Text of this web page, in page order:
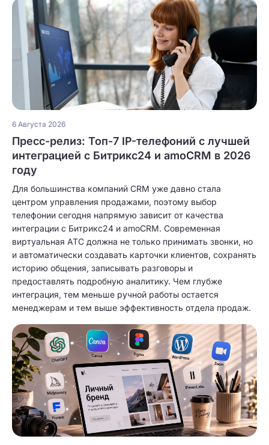
6 Августа 2026
Пресс-релиз: Топ-7 IP-телефоний с лучшей
интеграцией с Битрикс24 и amoCRM в 2026
году
Для большинства компаний CRM уже давно стала
центром управления продажами, поэтому выбор
телефонии сегодня напрямую зависит от качества
интеграции с Битрикс24 и amoCRM. Современная
виртуальная АТС должна не только принимать звонки, но
и автоматически создавать карточки клиентов, сохранять
историю общения, записывать разговоры и
предоставлять подробную аналитику. Чем глубже
интеграция, тем меньше ручной работы остается
менеджерам и тем выше эффективность отдела продаж.